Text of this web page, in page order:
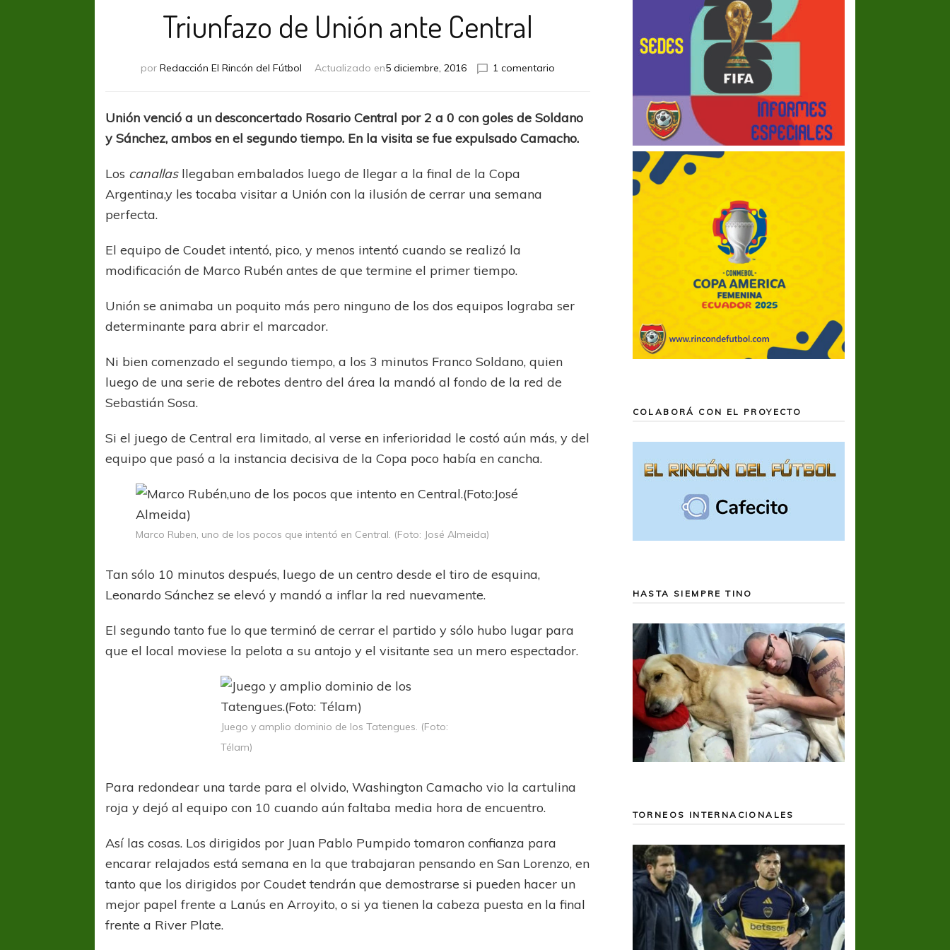
Triunfazo de Unión ante Central
por Redacción El Rincón del Fútbol Actualizado en5 diciembre, 2016 1 comentario
Unión
ante
Central
Unión venció a un desconcertado Rosario Central por 2 a 0 con goles de Soldano
y Sánchez, ambos en el segundo tiempo. En la visita se fue expulsado Camacho.
Los canallasllegaban embalados luego de llegar a la final de la Copa
Argentina,y les tocaba visitar a Unión con la ilusión de cerrar una semana
perfecta.
El equipo de Coudet intentó, pico, y menos intentó cuando se realizó la
modificación de Marco Rubén antes de que termine el primer tiempo.
Unión se animaba un poquito más pero ninguno de los dos equipos lograba ser
determinante para abrir el marcador.
Ni bien comenzado el segundo tiempo, a los 3 minutos Franco Soldano, quien
luego de una serie de rebotes dentro del área la mandó al fondo de la red de
Sebastián Sosa.
Si el juego de Central era limitado, al verse en inferioridad le costó aún más, y del
equipo que pasó a la instancia decisiva de la Copa poco había en cancha.
Marco Ruben, uno de los pocos que intentó en Central. (Foto: José Almeida)
Tan sólo 10 minutos después, luego de un centro desde el tiro de esquina,
Leonardo Sánchez se elevó y mandó a inflar la red nuevamente.
El segundo tanto fue lo que terminó de cerrar el partido y sólo hubo lugar para
que el local moviese la pelota a su antojo y el visitante sea un mero espectador.
Juego y amplio dominio de los Tatengues. (Foto:
Télam)
Para redondear una tarde para el olvido, Washington Camacho vio la cartulina
roja y dejó al equipo con 10 cuando aún faltaba media hora de encuentro.
Así las cosas. Los dirigidos por Juan Pablo Pumpido tomaron confianza para
encarar relajados está semana en la que trabajaran pensando en San Lorenzo, en
tanto que los dirigidos por Coudet tendrán que demostrarse si pueden hacer un
mejor papel frente a Lanús en Arroyito, o si ya tienen la cabeza puesta en la final
frente a River Plate.
COLABORÁ CON EL PROYECTO
HASTA SIEMPRE TINO
TORNEOS INTERNACIONALES